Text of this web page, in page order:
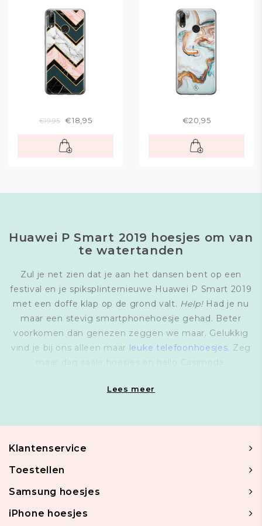
€19,95 €18,95 €20,95
Huawei P Smart 2019 hoesjes om van
te watertanden
Zul je net zien dat je aan het dansen bent op een
festival en je spiksplinternieuwe Huawei P Smart 2019
met een doffe klap op de grond valt. Help!Had je nu
maar een stevig smartphonehoesje gehad. Beter
voorkomen dan genezen zeggen we maar. Gelukkig
vind je bij ons alleen maar leuke telefoonhoesjes. Zeg
Lees meer
Klantenservice
Toestellen
Samsung hoesjes
iPhone hoesjes